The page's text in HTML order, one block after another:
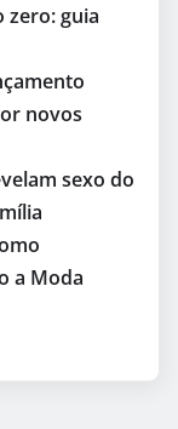
zero: guia
novos
sexo do
a Moda